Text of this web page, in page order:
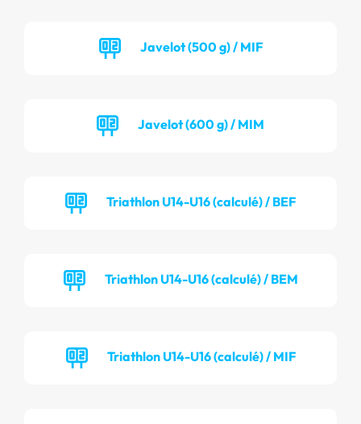
Javelot (500 g) / MIF
Javelot (600 g) / MIM
Triathlon U14-U16 (calculé) / BEF
Triathlon U14-U16 (calculé) / BEM
Triathlon U14-U16 (calculé) / MIF